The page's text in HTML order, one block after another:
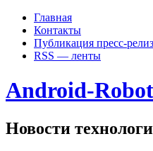
Главная
Контакты
Публикация пресс-
RSS — ленты
Android-Robot
Новости